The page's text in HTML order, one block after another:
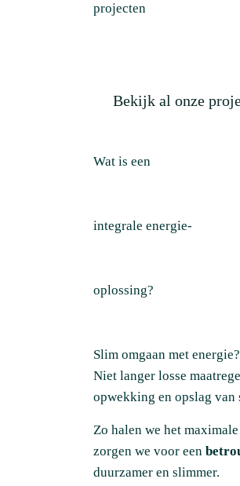
projecten
Bekijk al onze
Wat is een
integrale energie-
oplossing?
Slim omgaan met
Niet langer losse
opwekking en opslag van
Zo halen we het
zorgen we voor een
duurzamer en slimmer.